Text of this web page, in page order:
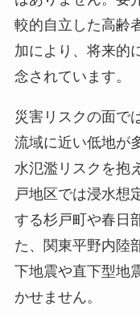
較的自立した高齢
加により、将来的
念されています。
災害リスクの面で
流域に近い低地が
水氾濫リスクを抱
戸地区では浸水想
する杉戸町や春日
た、関東平野内陸
下地震や直下型地
かせません。